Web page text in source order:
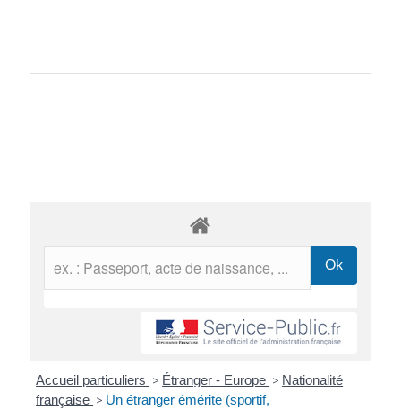
Accueil particuliers > Étranger - Europe > Nationalité
française > Un étranger émérite (sportif,